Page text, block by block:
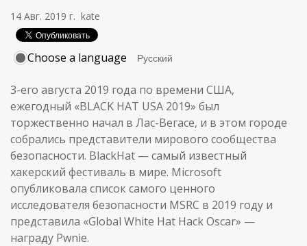
14 Авг. 2019 г. kate
Choose a language
3-его августа 2019 года по времени США,
ежегодный «BLACK HAT USA 2019» был
торжественно начал в Лас-Вегасе, и в этом городе
собрались представители мирового сообщества
безопасности. BlackHat — самый известный
хакерский фестиваль в мире. Microsoft
опубликовала список самого ценного
исследователя безопасности MSRC в 2019 году и
представила «Global White Hat Hack Oscar» —
награду Pwnie.